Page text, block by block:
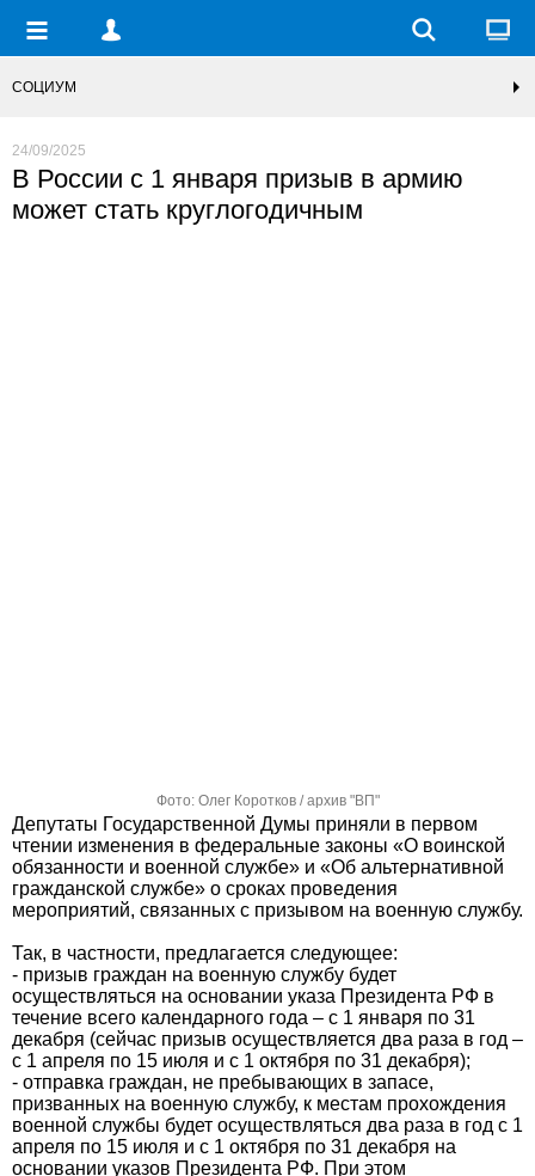
СОЦИУМ
24/09/2025
В России с 1 января призыв в армию
может стать круглогодичным
Фото: Олег Коротков / архив "ВП"
Депутаты Государственной Думы приняли в первом
чтении изменения в федеральные законы «О воинской
обязанности и военной службе» и «Об альтернативной
гражданской службе» о сроках проведения
мероприятий, связанных с призывом на военную службу.
Так, в частности, предлагается следующее:
- призыв граждан на военную службу будет
осуществляться на основании указа Президента РФ в
течение всего календарного года – с 1 января по 31
декабря (сейчас призыв осуществляется два раза в год –
с 1 апреля по 15 июля и с 1 октября по 31 декабря);
- отправка граждан, не пребывающих в запасе,
призванных на военную службу, к местам прохождения
военной службы будет осуществляться два раза в год с 1
апреля по 15 июля и с 1 октября по 31 декабря на
основании указов Президента РФ. При этом